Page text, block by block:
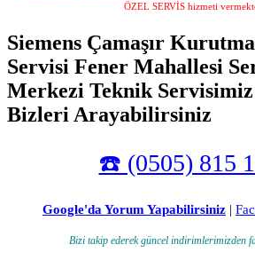
ÖZEL SERVİS hizmeti
Siemens Çamaşır
Servisi Fener Mahallesi
Merkezi Teknik
Bizleri Arayabilirsiniz
☎️ (0505) 815
Google'da Yorum Yapabilirsiniz |
Bizi takip ederek güncel indirimlerimizden